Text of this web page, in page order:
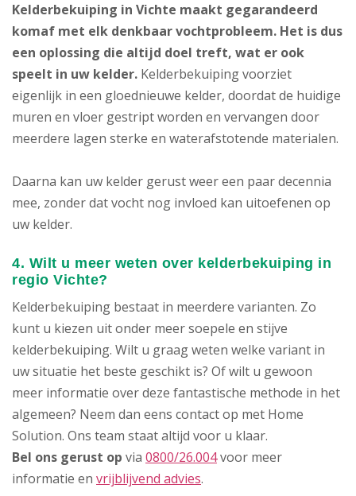
Kelderbekuiping in Vichte maakt gegarandeerd
komaf met elk denkbaar vochtprobleem. Het is dus
een oplossing die altijd doel treft, wat er ook
speelt in uw kelder. Kelderbekuiping voorziet
eigenlijk in een gloednieuwe kelder, doordat de huidige
muren en vloer gestript worden en vervangen door
meerdere lagen sterke en waterafstotende materialen.
Daarna kan uw kelder gerust weer een paar decennia
mee, zonder dat vocht nog invloed kan uitoefenen op
uw kelder.
4. Wilt u meer weten over kelderbekuiping in
regio Vichte?
Kelderbekuiping bestaat in meerdere varianten. Zo
kunt u kiezen uit onder meer soepele en stijve
kelderbekuiping. Wilt u graag weten welke variant in
uw situatie het beste geschikt is? Of wilt u gewoon
meer informatie over deze fantastische methode in het
algemeen? Neem dan eens contact op met Home
Solution. Ons team staat altijd voor u klaar.
Bel ons gerust op via 0800/26.004voor meer
informatie en vrijblijvend advies.